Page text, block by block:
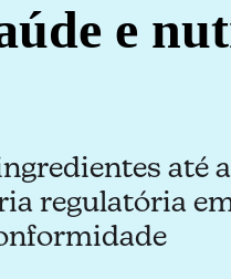
e
até
regulatória